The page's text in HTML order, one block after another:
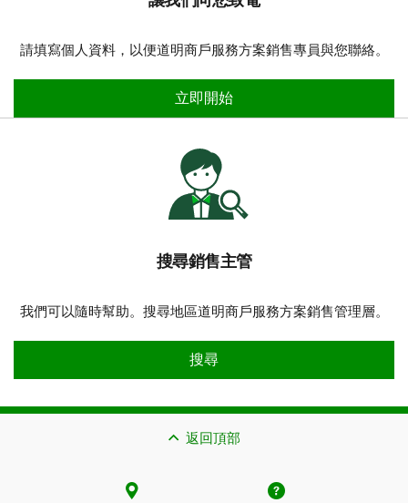
請填寫個人資料，以便道明商戶服務方案銷售專員與您聯絡。
讓我們向您致電
立即開始
搜尋銷售主管
我們可以隨時幫助。搜尋地區道明商戶服務方案銷售管理層。
搜尋銷售主管
搜尋
返回頂部